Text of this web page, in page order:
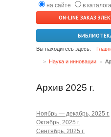
на сайте
в
ON-LINE ЗАКАЗ
Вы находитесь здесь:
Наука и инновации
Архив 2025 г.
Ноябрь — декабрь, 2025 г.
Октябрь, 2025 г.
Сентябрь, 2025 г.